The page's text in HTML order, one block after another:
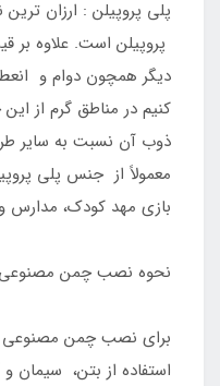
پلی پروپیلن : ارزان
پروپیلن است. علاوه
دیگر همچون دوام و
کنیم در مناطق گرم از
ذوب آن نسبت به سایر
معمولاً از جنس پلی
بازی مهد کودک، مدارس
نحوه نصب چمن مصنوعی
برای نصب چمن مصنوعی
استفاده از بتن،